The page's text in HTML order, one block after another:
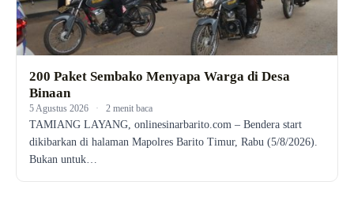
200 Paket Sembako Menyapa Warga di Desa
Binaan
5 Agustus 2026 · 2 menit baca
TAMIANG LAYANG, onlinesinarbarito.com – Bendera start
dikibarkan di halaman Mapolres Barito Timur, Rabu (5/8/2026).
Bukan untuk…